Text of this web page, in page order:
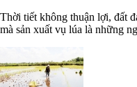
Thời tiết không thuận lợi, đất
mà sản xuất vụ lúa là những